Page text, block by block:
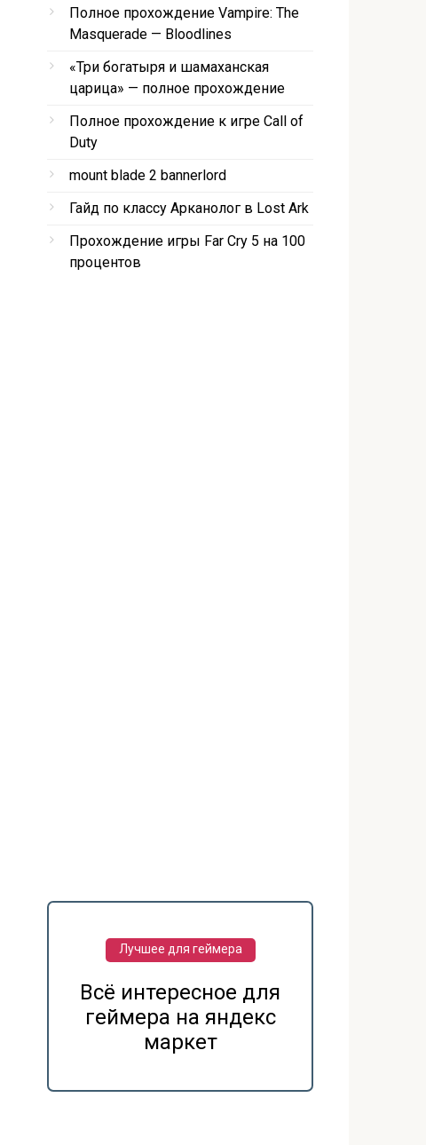
Полное прохождение Vampire: The
Masquerade — Bloodlines
«Три богатыря и шамаханская
царица» — полное прохождение
Полное прохождение к игре Call of
Duty
mount blade 2 bannerlord
Гайд по классу Арканолог в Lost Ark
Прохождение игры Far Cry 5 на 100
процентов
Лучшее для геймера
Всё интересное для
геймера на яндекс
маркет